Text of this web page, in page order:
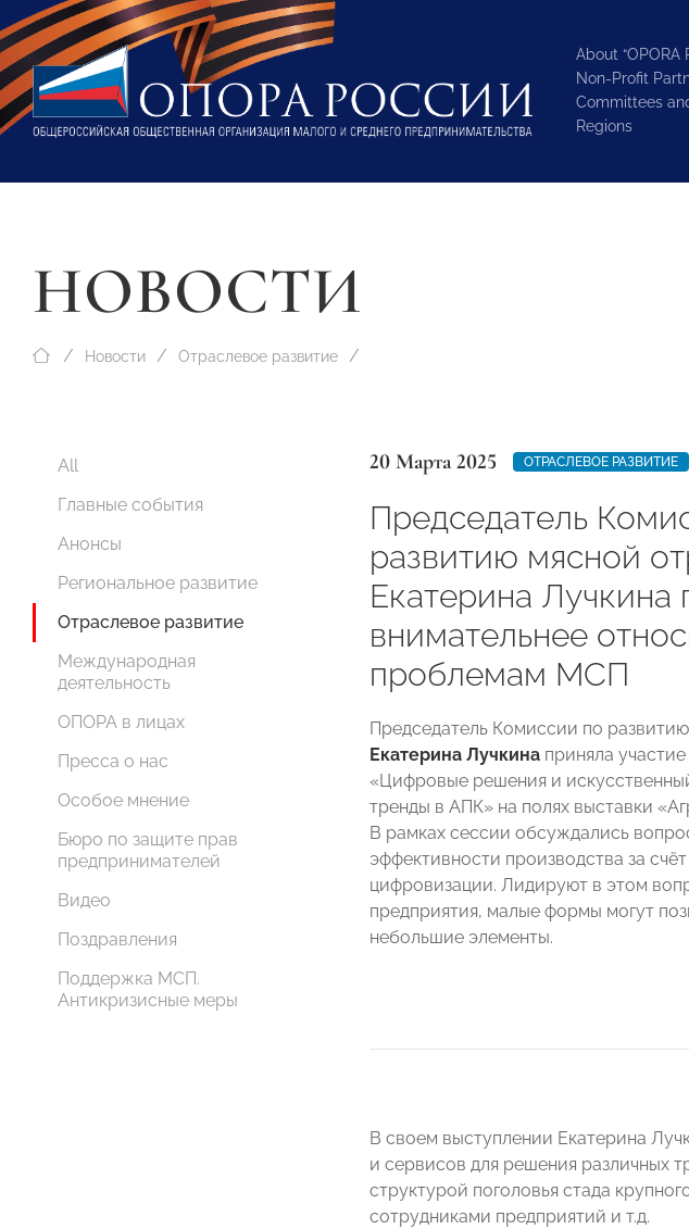
About “OPORA
Non-Profit
Committees
Regions
НОВОСТИ
Новости Отраслевое развитие
All
Главные события
Анонсы
Региональное развитие
Отраслевое развитие
Международная
деятельность
ОПОРА в лицах
Пресса о нас
Особое мнение
Бюро по защите прав
предпринимателей
Видео
Поздравления
Поддержка МСП.
Антикризисные меры
20 Марта 2025 ОТРАСЛЕВОЕ РАЗВИТИЕ
Председатель
развитию мясной
Екатерина Лучкина
внимательнее
проблемам МСП
Председатель Комиссии по
Екатерина Лучкина приняла
«Цифровые решения и
тренды в АПК» на полях выставки
В рамках сессии обсуждались
эффективности производства за
цифровизации. Лидируют в этом
предприятия, малые формы могут
небольшие элементы.
В своем выступлении Екатерина
и сервисов для решения различных
структурой поголовья стада
сотрудниками предприятий и т.д.